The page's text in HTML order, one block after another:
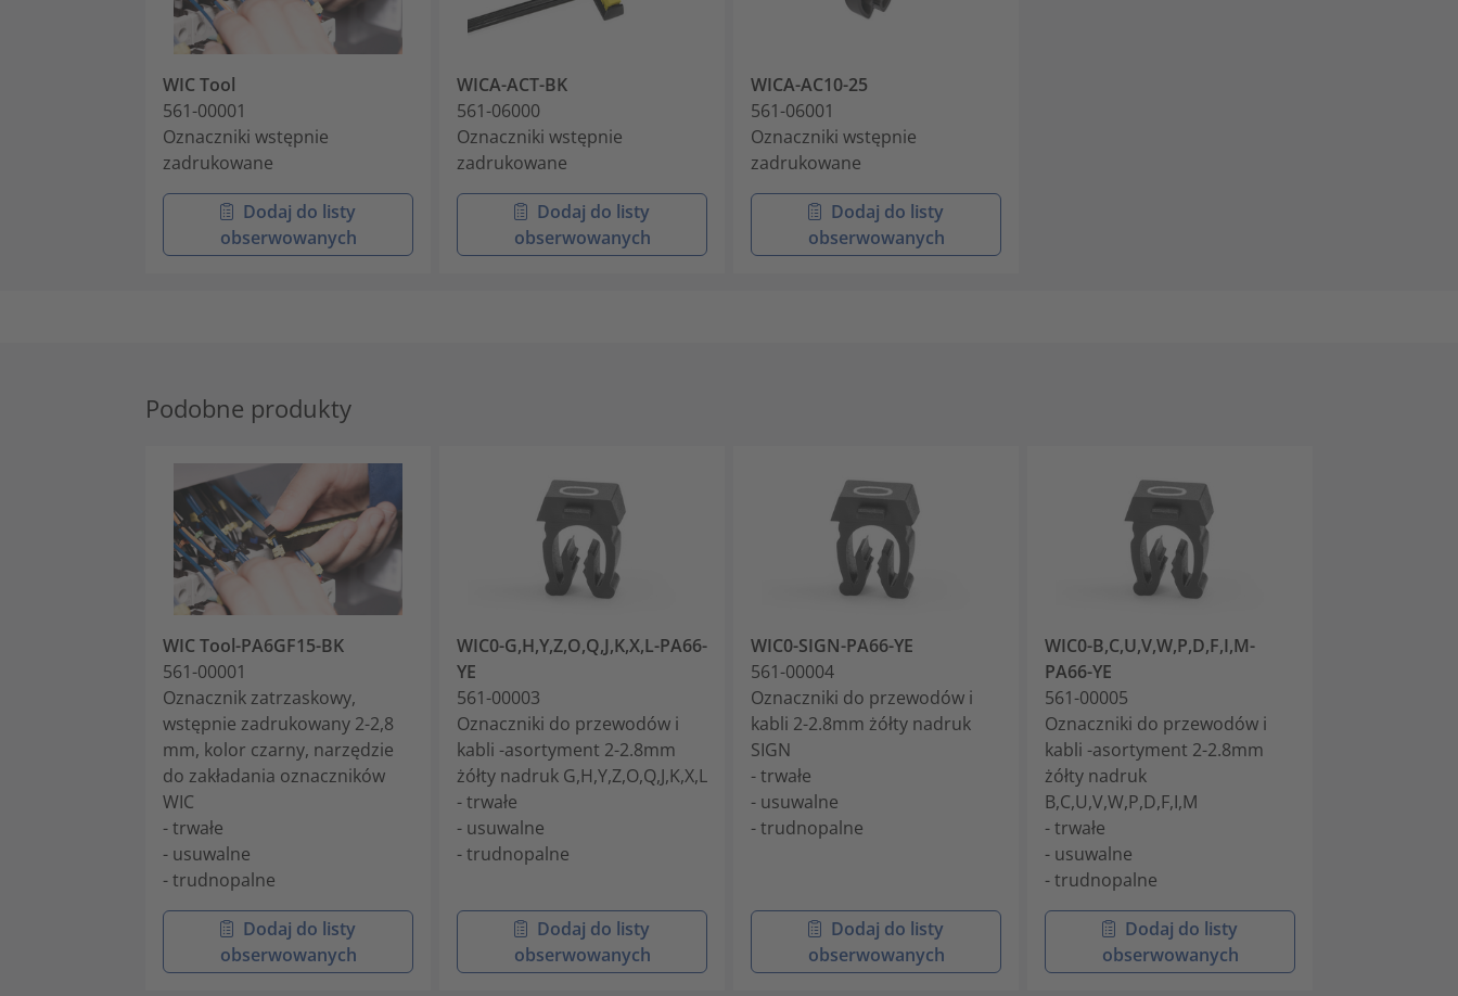
WIC Tool
561-00001
Oznaczniki wstępnie
zadrukowane
Dodaj do listy
obserwowanych
WICA-ACT-BK
561-06000
Oznaczniki wstępnie
zadrukowane
Dodaj do listy
obserwowanych
WICA-AC10-25
561-06001
Oznaczniki wstępnie
zadrukowane
Dodaj do listy
obserwowanych
Podobne produkty
WIC Tool-PA6GF15-BK
561-00001
Oznacznik zatrzaskowy,
wstępnie zadrukowany 2-2,8
mm, kolor czarny, narzędzie
do zakładania oznaczników
WIC
- trwałe
- usuwalne
- trudnopalne
Dodaj do listy
obserwowanych
WIC0-G,H,Y,Z,O,Q,J,K,X,L-PA66-
YE
561-00003
Oznaczniki do przewodów i
kabli -asortyment 2-2.8mm
żółty nadruk G,H,Y,Z,O,Q,J,K,X,L
- trwałe
- usuwalne
- trudnopalne
Dodaj do listy
obserwowanych
WIC0-SIGN-PA66-YE
561-00004
Oznaczniki do przewodów i
kabli 2-2.8mm żółty nadruk
SIGN
- trwałe
- usuwalne
- trudnopalne
Dodaj do listy
obserwowanych
WIC0-B,C,U,V,W,P,D,F,I,M-
PA66-YE
561-00005
Oznaczniki do przewodów i
kabli -asortyment 2-2.8mm
żółty nadruk
B,C,U,V,W,P,D,F,I,M
- trwałe
- usuwalne
- trudnopalne
Dodaj do listy
obserwowanych